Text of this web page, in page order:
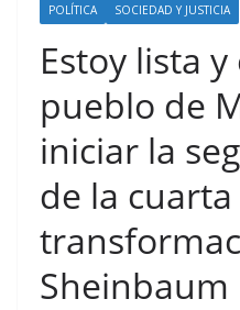
POLÍTICA SOCIEDAD Y JUSTICIA
Estoy lista
pueblo de
iniciar la
de la cuarta
Sheinbaum